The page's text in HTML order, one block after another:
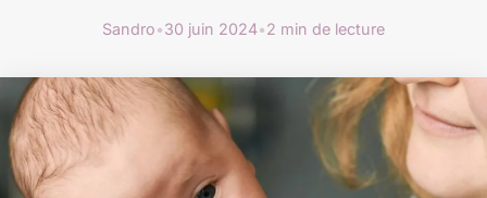
Sandro•30 juin 2024•2 min de lecture